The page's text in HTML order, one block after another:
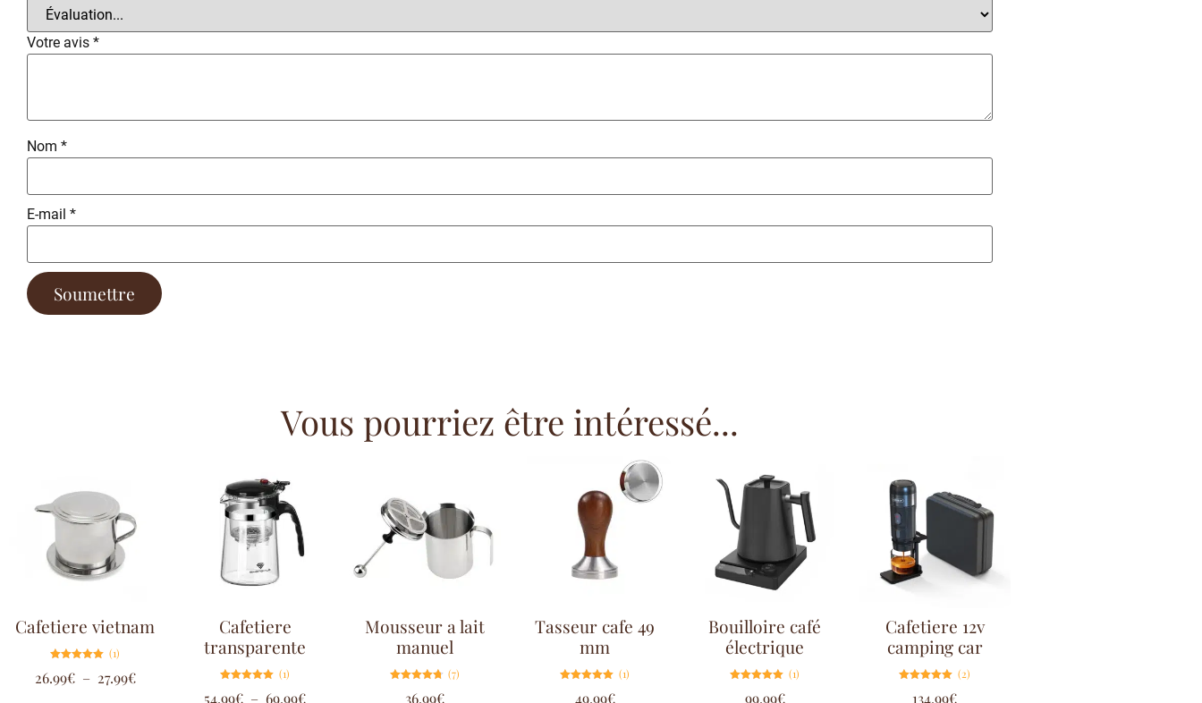
Votre avis *
Nom *
E-mail *
Vous pourriez être intéressé...
Cafetiere vietnam
5.00
sur 5
(1)
26.99€ – 27.99€
Cafetiere
transparente
5.00
(1)
54.99€ – 69.99€
Mousseur a lait
manuel
4.71
(7)
36.99€
Tasseur cafe 49
mm
5.00
(1)
49.99€
Bouilloire café
électrique
5.00
(1)
99.99€
Cafetiere 12v
camping car
5.00
(2)
134.99€